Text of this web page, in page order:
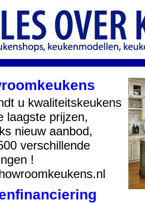
u kwaliteitskeukens
laagste prijzen,
nieuw aanbod,
verschillende
!